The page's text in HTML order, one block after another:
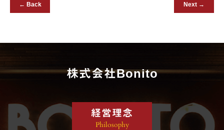
← Back Next →
株式会社Bonito
経営理念
Philosophy